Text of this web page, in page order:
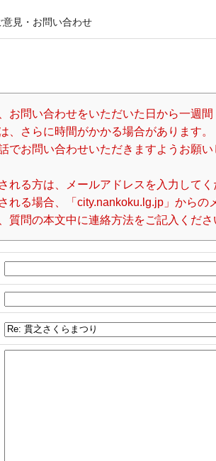
意見・お問い合わせ
お問い合わせをいただいた日から一週
、さらに時間がかかる場合があります。
でお問い合わせいただきますようお願い
れる方は、メールアドレスを入力してく
れる場合、「city.nankoku.lg.jp」からの
質問の本文中に連絡方法をご記入くださ